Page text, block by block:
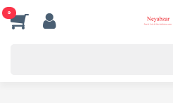
0